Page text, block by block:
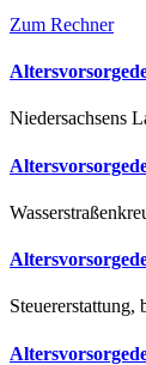
Zum Rechner
Niedersachsens